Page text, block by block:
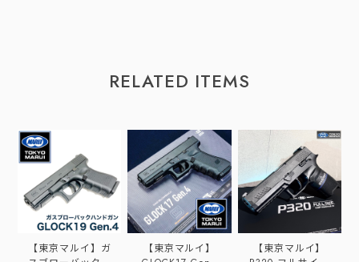
RELATED ITEMS
【東京マルイ】ガ
【東京マルイ】
【東京マルイ】